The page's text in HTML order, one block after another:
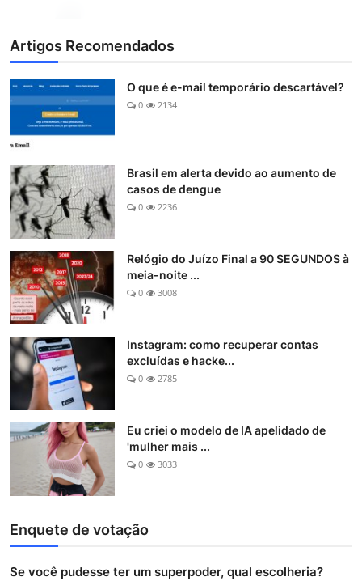
Artigos Recomendados
O que é e-mail temporário descartável?
0 2134
Brasil em alerta devido ao aumento de
casos de dengue
0 2236
Relógio do Juízo Final a 90 SEGUNDOS à
meia-noite ...
0 3008
Instagram: como recuperar contas
excluídas e hacke...
0 2785
Eu criei o modelo de IA apelidado de
'mulher mais ...
0 3033
Enquete de votação
Se você pudesse ter um superpoder, qual escolheria?